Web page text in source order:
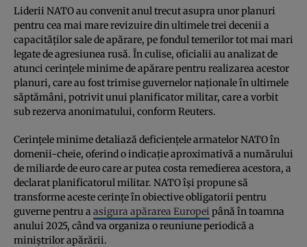
Liderii NATO au convenit anul trecut asupra unor planuri
pentru cea mai mare revizuire din ultimele trei decenii a
capacităților sale de apărare, pe fondul temerilor tot mai mari
legate de agresiunea rusă. În culise, oficialii au analizat de
atunci cerințele minime de apărare pentru realizarea acestor
planuri, care au fost trimise guvernelor naționale în ultimele
săptămâni, potrivit unui planificator militar, care a vorbit
sub rezerva anonimatului, conform Reuters.
Cerințele minime detaliază deficiențele armatelor NATO în
domenii-cheie, oferind o indicație aproximativă a numărului
de miliarde de euro care ar putea costa remedierea acestora, a
declarat planificatorul militar. NATO își propune să
transforme aceste cerințe în obiective obligatorii pentru
guverne pentru a asigura apărarea Europei până în toamna
anului 2025, când va organiza o reuniune periodică a
miniștrilor apărării.